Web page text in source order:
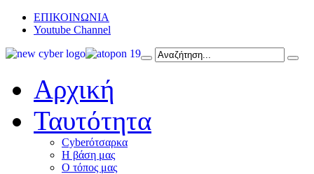
ΕΠΙΚΟΙΝΩΝΙΑ
Youtube Channel
Αρχική
Ταυτότητα
Cyberότσαρκα
Η βάση μας
Ο τόπος μας